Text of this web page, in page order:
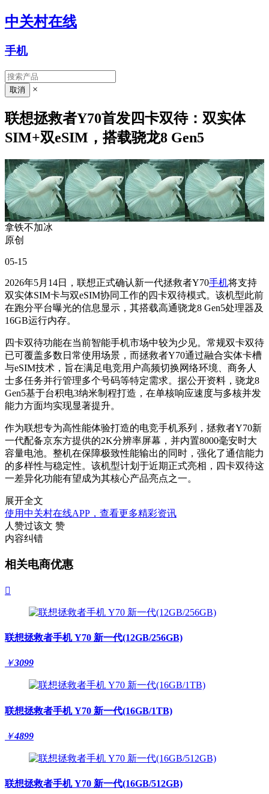
中关村在线
手机
×
联想拯救者Y70首发四卡双待：双实体
SIM+双eSIM，搭载骁龙8 Gen5
拿铁不加冰
原创
05-15
2026年5月14日，联想正式确认新一代拯救者Y70手机将支持
双实体SIM卡与双eSIM协同工作的四卡双待模式。该机型此前
在跑分平台曝光的信息显示，其搭载高通骁龙8 Gen5处理器及
16GB运行内存。
四卡双待功能在当前智能手机市场中较为少见。常规双卡双待
已可覆盖多数日常使用场景，而拯救者Y70通过融合实体卡槽
与eSIM技术，旨在满足电竞用户高频切换网络环境、商务人
士多任务并行管理多个号码等特定需求。据公开资料，骁龙8
Gen5基于台积电3纳米制程打造，在单核响应速度与多核并发
能力方面均实现显著提升。
作为联想专为高性能体验打造的电竞手机系列，拯救者Y70新
一代配备京东方提供的2K分辨率屏幕，并内置8000毫安时大
容量电池。整机在保障极致性能输出的同时，强化了通信能力
的多样性与稳定性。该机型计划于近期正式亮相，四卡双待这
一差异化功能有望成为其核心产品亮点之一。
展开全文
使用中关村在线APP，查看更多精彩资讯
人赞过该文 赞
内容纠错
相关电商优惠

联想拯救者手机 Y70 新一代(12GB/256GB)
￥3099
联想拯救者手机 Y70 新一代(16GB/1TB)
￥4899
联想拯救者手机 Y70 新一代(16GB/512GB)